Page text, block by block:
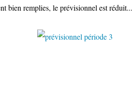
bien remplies, le prévisionnel est